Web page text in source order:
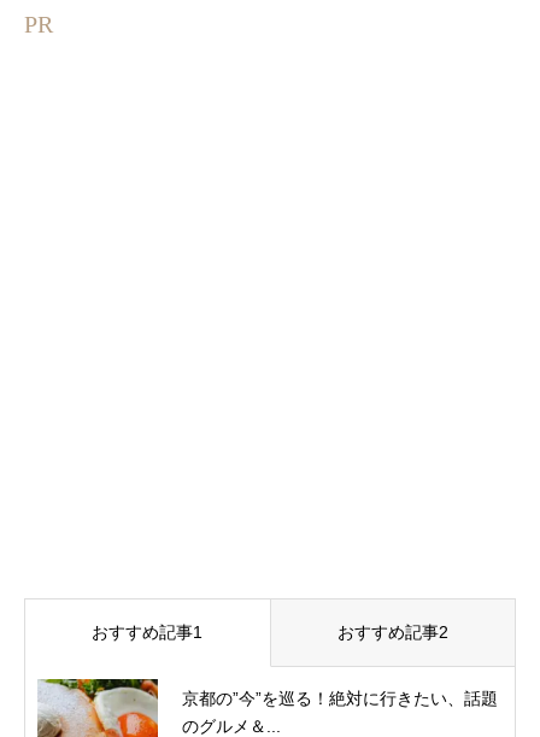
PR
おすすめ記事1 おすすめ記事2
京都の”今”を巡る！絶対に行きたい、話題
のグルメ＆...